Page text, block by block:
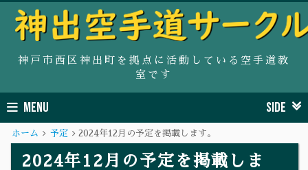
神戸市西区神出町を拠点に活動している空手道教
室です
MENU SIDE
ホーム 予定 2024年12月の予定を掲載します。
2024年12月の予定を掲載しま